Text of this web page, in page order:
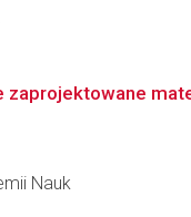
Nauk